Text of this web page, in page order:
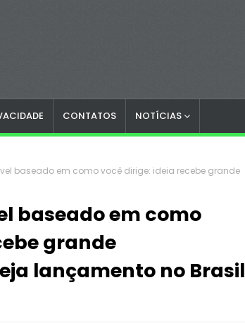
CONTATOS NOTÍCIAS
baseado em como você dirige: ideia recebe grande
baseado em como
grande
lançamento no Brasil